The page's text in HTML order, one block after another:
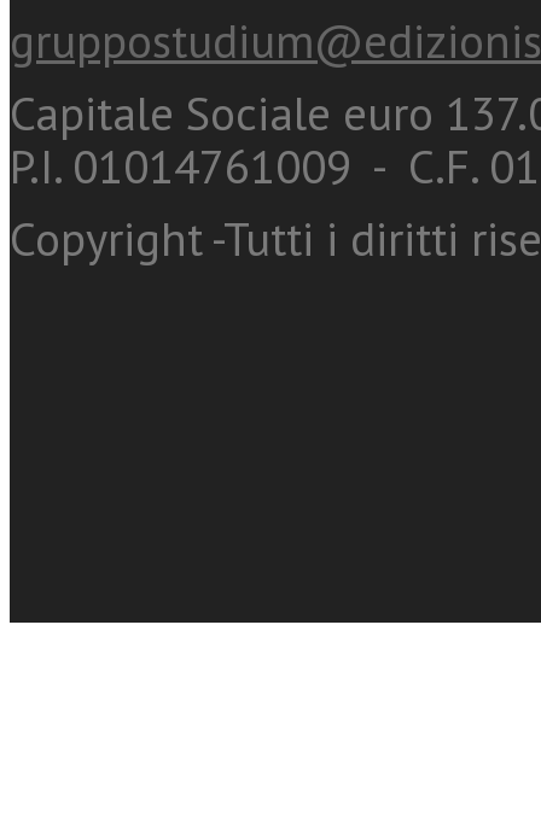
Capitale Sociale euro
P.I. 01014761009 - C.F.
Copyright -Tutti i diritti